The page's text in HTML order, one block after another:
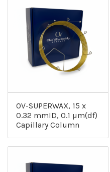
OV-SUPERWAX, 15 x
0.32 mmID, 0.1 µm(df)
Capillary Column